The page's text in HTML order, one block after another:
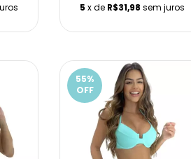
5 x de R$31,98 sem juros
55%
OFF